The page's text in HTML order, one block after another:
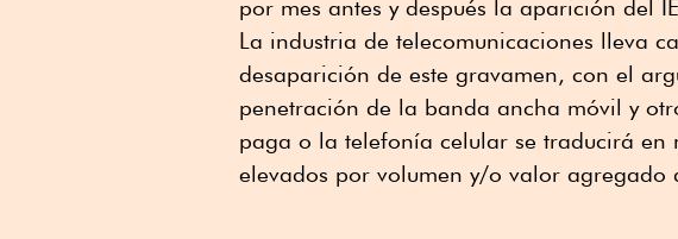
por mes antes y después la aparición del
La industria de telecomunicaciones lleva
desaparición de este gravamen, con el
penetración de la banda ancha móvil y
paga o la telefonía celular se traducirá en
elevados por volumen y/o valor agregado